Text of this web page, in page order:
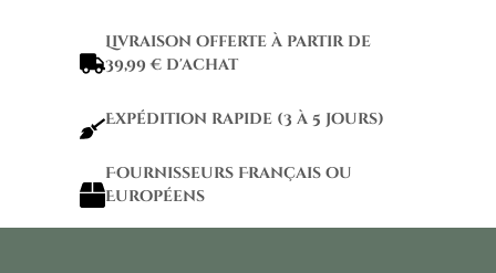
Livraison offerte à partir de
39,99 € d'achat
Expédition rapide (3 à 5 jours)
Fournisseurs Français ou
Européens